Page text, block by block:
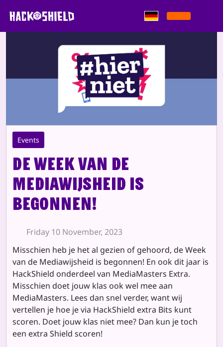
Events
De Week van de
Mediawijsheid is
begonnen!
Friday 10 November, 2023
Misschien heb je het al gezien of gehoord, de Week
van de Mediawijsheid is begonnen! En ook dit jaar is
HackShield onderdeel van MediaMasters Extra.
Misschien doet jouw klas ook wel mee aan
MediaMasters. Lees dan snel verder, want wij
vertellen je hoe je via HackShield extra Bits kunt
scoren. Doet jouw klas niet mee? Dan kun je toch
een extra Shield scoren!